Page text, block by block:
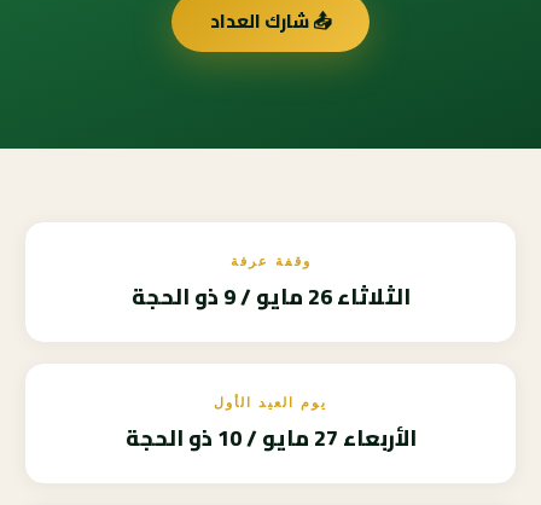
📤 شارك العداد
وقفة عرفة
الثلاثاء 26 مايو / 9 ذو الحجة
يوم العيد الأول
الأربعاء 27 مايو / 10 ذو الحجة